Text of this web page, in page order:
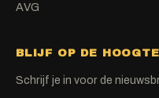
AVG
BLIJF OP DE HOOGTE
Schrijf je in voor de